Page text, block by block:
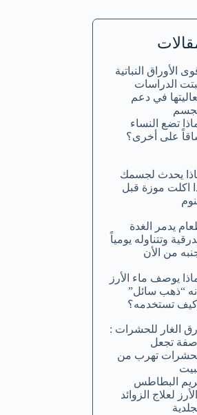
الأوراق النباتية
الدراسات
في دعم
تضع النساء
على أخرى؟
يحدث لجسمك
اكلت موزة قبل
يدمر الغدة
وتتناوله يومياً
من الأن
يوصف ماء الأرز
“ذهب سائل”
تستخدمه؟
الغار للحشرات :
تجعل
تهرب من
البطاطس
لعلاج الزوائد